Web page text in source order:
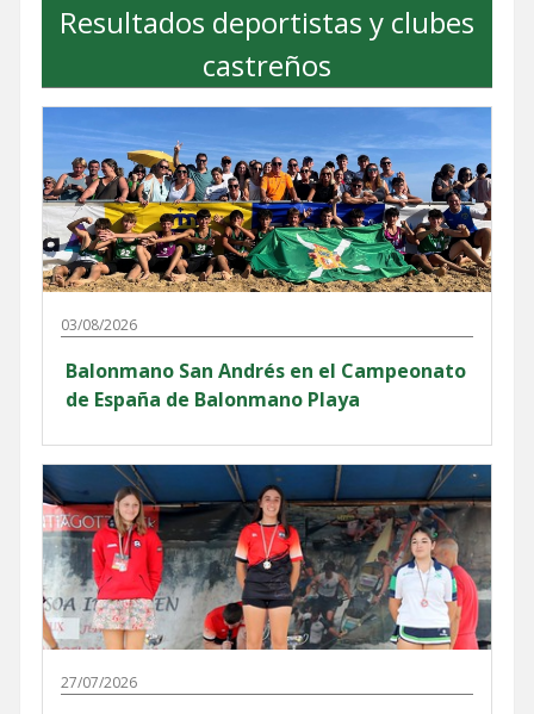
Resultados deportistas y clubes
castreños
03/08/2026
Balonmano San Andrés en el Campeonato
de España de Balonmano Playa
27/07/2026